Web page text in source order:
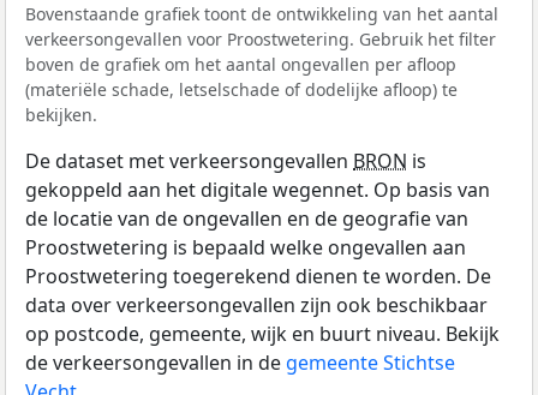
Bovenstaande grafiek toont de ontwikkeling van het aantal
verkeersongevallen voor Proostwetering. Gebruik het filter
boven de grafiek om het aantal ongevallen per afloop
(materiële schade, letselschade of dodelijke afloop) te
bekijken.
De dataset met verkeersongevallen BRON is
gekoppeld aan het digitale wegennet. Op basis van
de locatie van de ongevallen en de geografie van
Proostwetering is bepaald welke ongevallen aan
Proostwetering toegerekend dienen te worden. De
data over verkeersongevallen zijn ook beschikbaar
op postcode, gemeente, wijk en buurt niveau. Bekijk
de verkeersongevallen in de gemeente Stichtse